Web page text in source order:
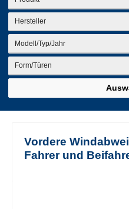
Vordere
Fahrer und